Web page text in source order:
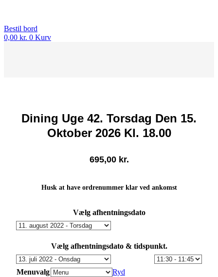
Bestil bord
0,00 kr. 0 Kurv
Dining Uge 42. Torsdag Den 15.
Oktober 2026 Kl. 18.00
695,00 kr.
Husk at have ordrenummer klar ved ankomst
Vælg afhentningsdato
Vælg afhentningsdato & tidspunkt.
Menuvalg
Ryd